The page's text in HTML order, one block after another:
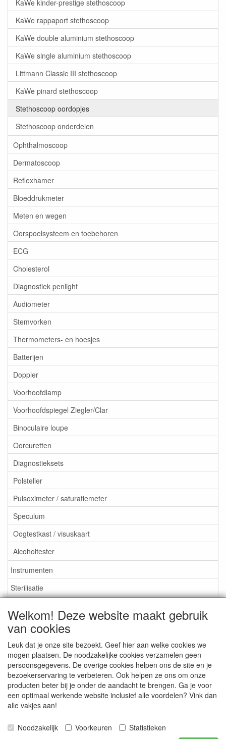
KaWe kinder-prestige stethoscoop
KaWe rappaport stethoscoop
KaWe double aluminium stethoscoop
KaWe single aluminium stethoscoop
Littmann Classic III stethoscoop
KaWe pinard stethoscoop
Stethoscoop oordopjes
Stethoscoop onderdelen
Ophthalmoscoop
Dermatoscoop
Reflexhamer
Bloeddrukmeter
Meten en wegen
Oorspoelsysteem en toebehoren
ECG
Cholesterol
Diagnostiek penlight
Audiometer
Stemvorken
Thermometers- en hoesjes
Batterijen
Doppler
Voorhoofdlamp
Voorhoofdspiegel Ziegler/Clar
Binoculaire loupe
Oorcuretten
Diagnostieksets
Polsteller
Pulsoximeter / saturatiemeter
Speculum
Oogtestkast / visuskaart
Alcoholtester
Instrumenten
Sterilisatie
Aktieartikelen
Medisan Trading te Alblasserdam. Alle genoemde prijzen zijn
inclusief BTW enexclusief verzendkostentenzij anders
aangegeven.
Welkom! Deze website maakt gebruik
van cookies
Leuk dat je onze site bezoekt. Geef hier aan welke cookies we
mogen plaatsen. De noodzakelijke cookies verzamelen geen
persoonsgegevens. De overige cookies helpen ons de site en je
bezoekerservaring te verbeteren. Ook helpen ze ons om onze
producten beter bij je onder de aandacht te brengen. Ga je voor
een optimaal werkende website inclusief alle voordelen? Vink dan
alle vakjes aan!
Noodzakelijk Voorkeuren
Statistieken